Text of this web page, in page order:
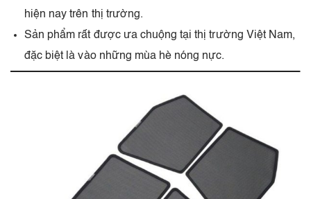
hiện nay trên thị trường.
Sản phẩm rất được ưa chuộng tại thị trường Việt Nam,
đặc biệt là vào những mùa hè nóng nực.